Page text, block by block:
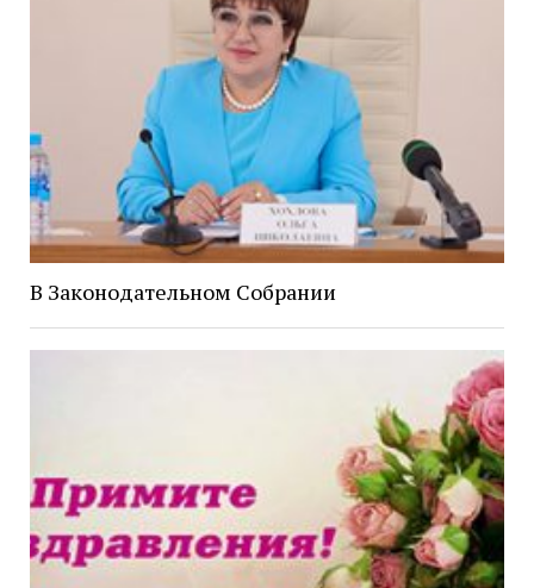
В Законодательном Собрании